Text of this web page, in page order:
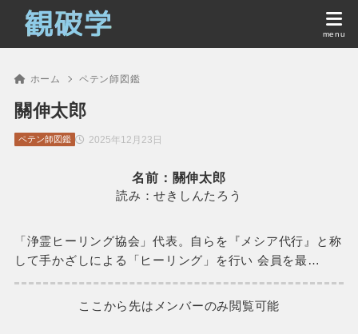
ホーム ペテン師図鑑
關伸太郎
2025年12月23日
ペテン師図鑑
名前：關伸太郎
読み：せきしんたろう
「浄霊ヒーリング協会」代表。自らを『メシア代行』と称
して手かざしによる「ヒーリング」を行い 会員を最…
ここから先はメンバーのみ閲覧可能